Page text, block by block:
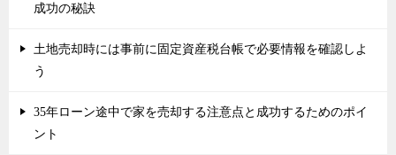
成功の秘訣
土地売却時には事前に固定資産税台帳で必要情報を確認しよ
う
35年ローン途中で家を売却する注意点と成功するためのポイ
ント